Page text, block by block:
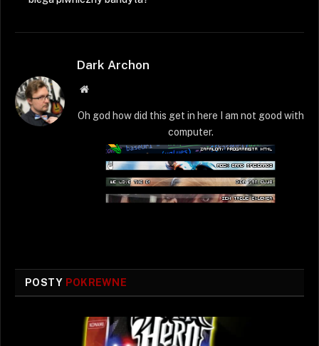
Dark Archon
Strona
Oh god how did this get in here I am not good with
computer.
POSTY POKREWNE